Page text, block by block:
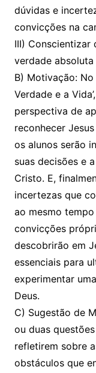
dúvidas e
convicções na
III) Conscientizar
verdade
B) Motivação: No
Verdade e a
perspectiva de
reconhecer
os alunos serão
suas decisões e
Cristo. E,
incertezas que
ao mesmo
convicções
descobrirão em
essenciais para
experimentar
Deus.
C) Sugestão de
ou duas
refletirem sobre
obstáculos que